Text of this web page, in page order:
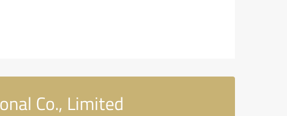
Co., Limited